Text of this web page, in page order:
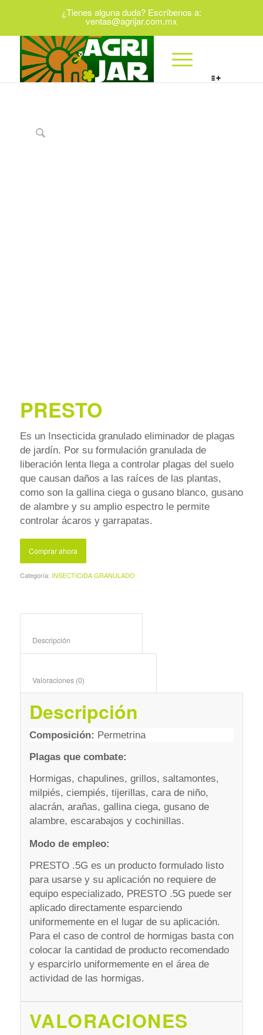
¿Tienes alguna duda? Escríbenos a:
ventas@agrijar.com.mx
PRESTO
Es un Insecticida granulado eliminador de plagas
de jardín. Por su formulación granulada de
liberación lenta llega a controlar plagas del suelo
que causan daños a las raíces de las plantas,
como son la gallina ciega o gusano blanco, gusano
de alambre y su amplio espectro le permite
controlar ácaros y garrapatas.
Comprar ahora
Categoría: INSECTICIDA GRANULADO
Descripción
Composición: Permetrina
Plagas que combate:
Hormigas, chapulines, grillos, saltamontes,
milpiés, ciempiés, tijerillas, cara de niño,
alacrán, arañas, gallina ciega, gusano de
alambre, escarabajos y cochinillas.
Modo de empleo:
PRESTO .5G es un producto formulado listo
para usarse y su aplicación no requiere de
equipo especializado, PRESTO .5G puede ser
aplicado directamente esparciendo
uniformemente en el lugar de su aplicación.
Para el caso de control de hormigas basta con
colocar la cantidad de producto recomendado
y esparcirlo uniformemente en el área de
actividad de las hormigas.
VALORACIONES